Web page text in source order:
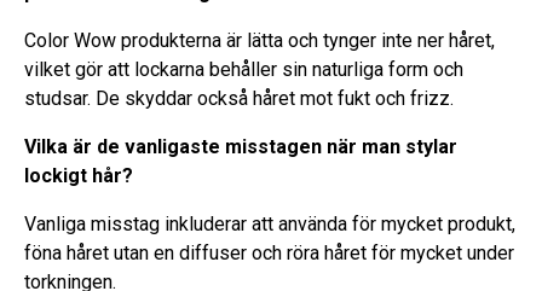
Color Wow produkterna är lätta och tynger inte ner håret,
vilket gör att lockarna behåller sin naturliga form och
studsar. De skyddar också håret mot fukt och frizz.
Vilka är de vanligaste misstagen när man stylar
lockigt hår?
Vanliga misstag inkluderar att använda för mycket produkt,
föna håret utan en diffuser och röra håret för mycket under
torkningen.